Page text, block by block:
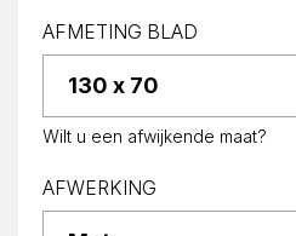
AFMETING BLAD
Wilt u een afwijkende maat?
AFWERKING